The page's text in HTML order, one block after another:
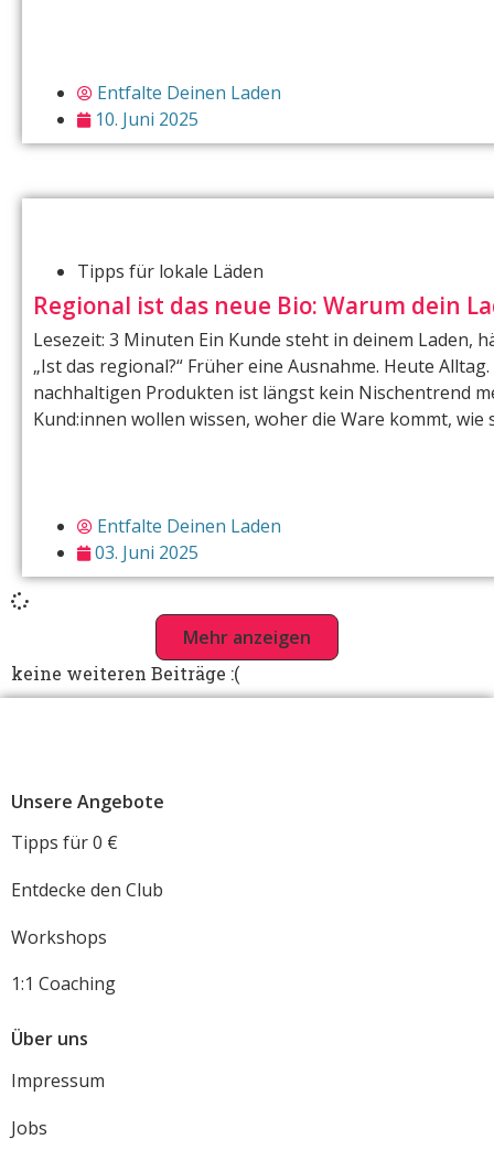
Entfalte Deinen Laden
10. Juni 2025
Tipps für lokale Läden
Regional ist das neue Bio: Warum dein
Lesezeit: 3 Minuten Ein Kunde steht in deinem Laden,
„Ist das regional?“ Früher eine Ausnahme. Heute
nachhaltigen Produkten ist längst kein Nischentrend
Kund:innen wollen wissen, woher die Ware kommt,
Entfalte Deinen Laden
03. Juni 2025
Mehr anzeigen
keine weiteren Beiträge :(
Unsere Angebote
Tipps für 0 €
Entdecke den Club
Workshops
1:1 Coaching
Über uns
Impressum
Jobs